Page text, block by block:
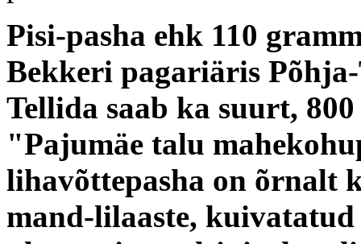
Pisi-pasha ehk 110
Bekkeri pagariäris
Tellida saab ka suurt,
"Pajumäe talu
lihavõttepasha on õrnalt
mand-lilaaste,